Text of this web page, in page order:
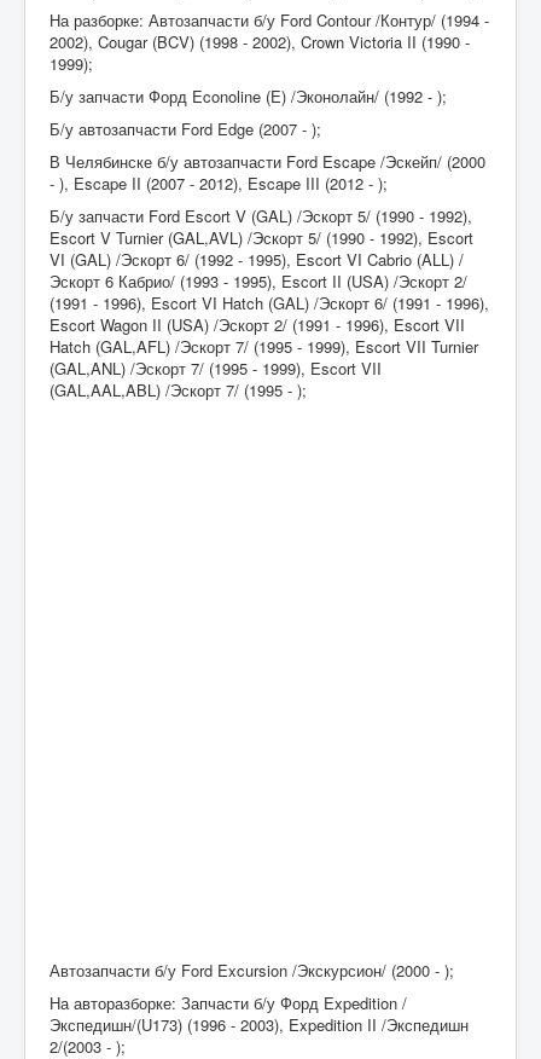
На разборке: Автозапчасти б/у Ford Contour /Контур/ (1994 -
2002), Cougar (BCV) (1998 - 2002), Crown Victoria II (1990 -
1999);
Б/у запчасти Форд Econoline (E) /Эконолайн/ (1992 - );
Б/у автозапчасти Ford Edge (2007 - );
В Челябинске б/у автозапчасти Ford Escape /Эскейп/ (2000
- ), Escape II (2007 - 2012), Escape III (2012 - );
Б/у запчасти Ford Escort V (GAL) /Эскорт 5/ (1990 - 1992),
Escort V Turnier (GAL,AVL) /Эскорт 5/ (1990 - 1992), Escort
VI (GAL) /Эскорт 6/ (1992 - 1995), Escort VI Cabrio (ALL) /
Эскорт 6 Кабрио/ (1993 - 1995), Escort II (USA) /Эскорт 2/
(1991 - 1996), Escort VI Hatch (GAL) /Эскорт 6/ (1991 - 1996),
Escort Wagon II (USA) /Эскорт 2/ (1991 - 1996), Escort VII
Hatch (GAL,AFL) /Эскорт 7/ (1995 - 1999), Escort VII Turnier
(GAL,ANL) /Эскорт 7/ (1995 - 1999), Escort VII
(GAL,AAL,ABL) /Эскорт 7/ (1995 - );
Автозапчасти б/у Ford Excursion /Экскурсион/ (2000 - );
На авторазборке: Запчасти б/у Форд Expedition /
Экспедишн/(U173) (1996 - 2003), Expedition II /Экспедишн
2/(2003 - );